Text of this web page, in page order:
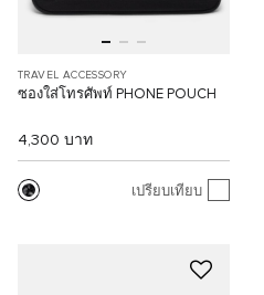
TRAVEL ACCESSORY
ซองใส่โทรศัพท์ PHONE POUCH
4,300 บาท
เปรียบเทียบ